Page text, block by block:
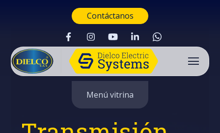
Contáctanos
Menú vitrina